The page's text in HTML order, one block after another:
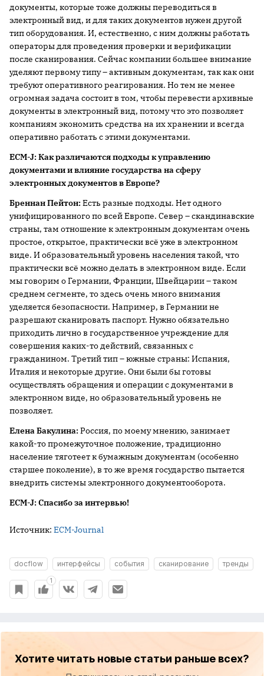
документы, которые тоже должны переводиться в
электронный вид, и для таких документов нужен другой
тип оборудования. И, естественно, с ним должны работать
операторы для проведения проверки и верификации
после сканирования. Сейчас компании большее внимание
уделяют первому типу – активным документам, так как они
требуют оперативного реагирования. Но тем не менее
огромная задача состоит в том, чтобы перевести архивные
документы в электронный вид, потому что это позволяет
компаниям экономить средства на их хранении и всегда
оперативно работать с этими документами.
ECM-J:Как различаются подходы к управлению
документами и влияние государства на сферу
электронных документов в Европе?
Бреннан Пейтон:Есть разные подходы. Нет одного
унифицированного по всей Европе. Север – скандинавские
страны, там отношение к электронным документам очень
простое, открытое, практически всё уже в электронном
виде. И образовательный уровень населения такой, что
практически всё можно делать в электронном виде. Если
мы говорим о Германии, Франции, Швейцарии – таком
среднем сегменте, то здесь очень много внимания
уделяется безопасности. Например, в Германии не
разрешают сканировать паспорт. Нужно обязательно
приходить лично в государственное учреждение для
совершения каких-то действий, связанных с
гражданином. Третий тип – южные страны: Испания,
Италия и некоторые другие. Они были бы готовы
осуществлять обращения и операции с документами в
электронном виде, но образовательный уровень не
позволяет.
Елена Бакулина:Россия, по моему мнению, занимает
какой-то промежуточное положение, традиционно
население тяготеет к бумажным документам (особенно
старшее поколение), в то же время государство пытается
внедрить системы электронного документооборота.
ECM-J:Спасибо за интервью!
Источник: ECM-Journal
docflow интерфейсы события сканирование тренды
1
Хотите читать новые статьи раньше всех?